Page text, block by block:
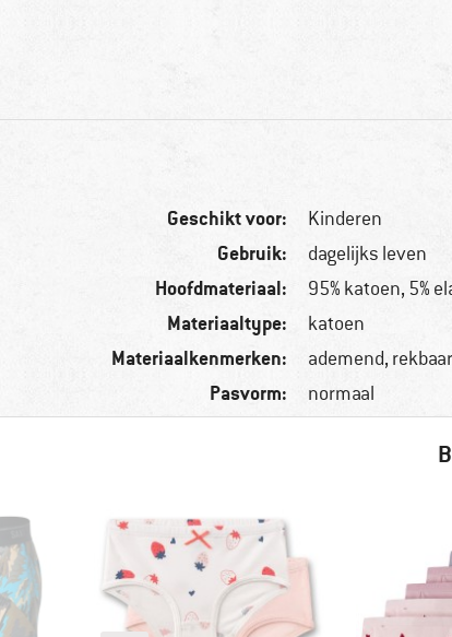
Geschikt voor: Kinderen
Gebruik: dagelijks leven
Hoofdmateriaal: 95% katoen, 5%
Materiaaltype: katoen
Materiaalkenmerken: ademend, rekbaar
Pasvorm: normaal